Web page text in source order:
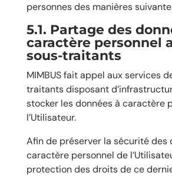
personnes des manières
5.1. Partage des
caractère personnel
sous-traitants
MIMBUS fait appel aux services
traitants disposant
stocker les données à caractère
l’Utilisateur.
Afin de préserver la sécurité des
caractère personnel de
protection des droits de ce